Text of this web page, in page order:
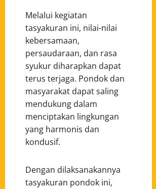
Melalui kegiatan
tasyakuran ini, nilai-nilai
kebersamaan,
persaudaraan, dan rasa
syukur diharapkan dapat
terus terjaga. Pondok dan
masyarakat dapat saling
mendukung dalam
menciptakan lingkungan
yang harmonis dan
kondusif.
Dengan dilaksanakannya
tasyakuran pondok ini,